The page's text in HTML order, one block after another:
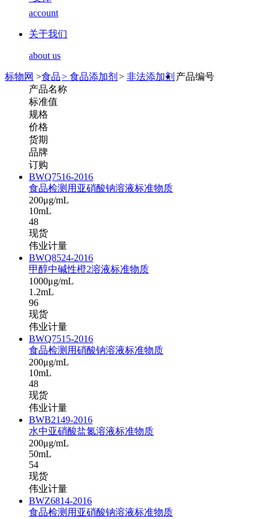
account
关于我们
about us
标物网 >食品> 食品添加剂 > 非法添加剂 产品编号
产品名称
标准值
规格
价格
货期
品牌
订购
BWQ7516-2016
食品检测用亚硝酸钠溶液标准物质
200μg/mL
10mL
48
现货
伟业计量
BWQ8524-2016
甲醇中碱性橙2溶液标准物质
1000μg/mL
1.2mL
96
现货
伟业计量
BWQ7515-2016
食品检测用硝酸钠溶液标准物质
200μg/mL
10mL
48
现货
伟业计量
BWB2149-2016
水中亚硝酸盐氮溶液标准物质
200μg/mL
50mL
54
现货
伟业计量
BWZ6814-2016
食品检测用亚硝酸钠溶液标准物质